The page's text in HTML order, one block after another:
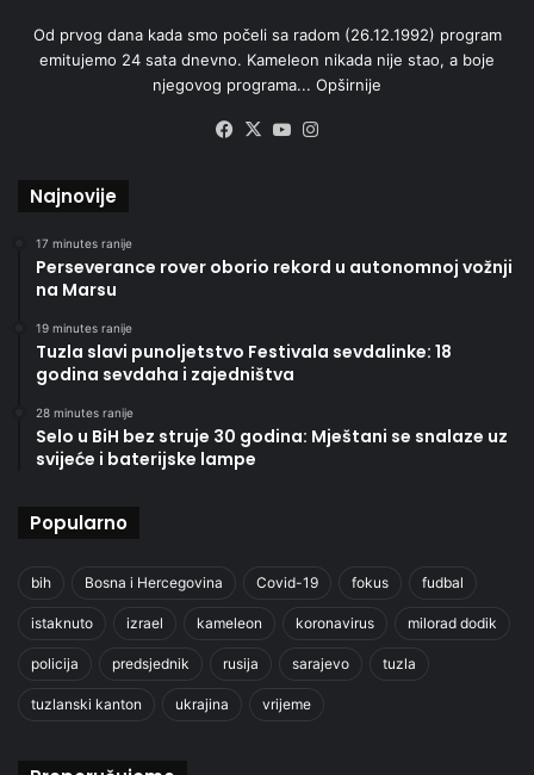
Od prvog dana kada smo počeli sa radom (26.12.1992) program
emitujemo 24 sata dnevno. Kameleon nikada nije stao, a boje
njegovog programa... Opširnije
Facebook
X YouTube
Najnovije
17 minutes ranije
Perseverance rover oborio rekord u autonomnoj vožnji
na Marsu
19 minutes ranije
Tuzla slavi punoljetstvo Festivala sevdalinke: 18
godina sevdaha i zajedništva
28 minutes ranije
Selo u BiH bez struje 30 godina: Mještani se snalaze uz
svijeće i baterijske lampe
Popularno
bih Bosna i Hercegovina Covid-19 fokus fudbal
istaknuto izrael kameleon koronavirus milorad dodik
policija predsjednik rusija sarajevo tuzla
tuzlanski kanton ukrajina vrijeme